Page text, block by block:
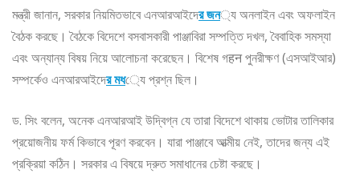
মন্ত্রী জানান, সরকার নিয়মিতভাবে এনআরআইদের জন্য অনলাইন এবং অফলাইন
বৈঠক করছে। বৈঠকে বিদেশে বসবাসকারী পাঞ্জাবিরা সম্পত্তি দখল, বৈবাহিক সমস্যা
এবং অন্যান্য বিষয় নিয়ে আলোচনা করেছেন। বিশেষ গहन পুনরীক্ষণ (এসআইআর)
সম্পর্কেও এনআরআইদের মধ্যে প্রশ্ন ছিল।
ড. সিং বলেন, অনেক এনআরআই উদ্বিগ্ন যে তারা বিদেশে থাকায় ভোটার তালিকার
প্রয়োজনীয় ফর্ম কিভাবে পূরণ করবেন। যারা পাঞ্জাবে আত্মীয় নেই, তাদের জন্য এই
প্রক্রিয়া কঠিন। সরকার এ বিষয়ে দ্রুত সমাধানের চেষ্টা করছে।